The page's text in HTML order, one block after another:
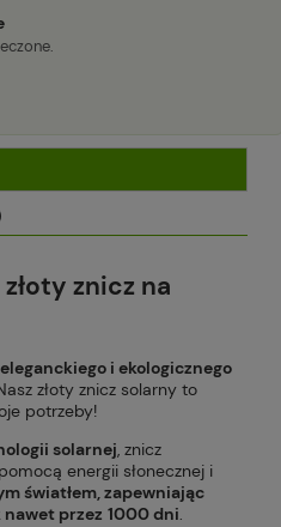
kosztów płatności
znicz na
i ekologicznego
złoty znicz solarny to
potrzeby!
solarnej, znicz
energii słonecznej i
światłem, zapewniając
nawet przez 1000 dni.